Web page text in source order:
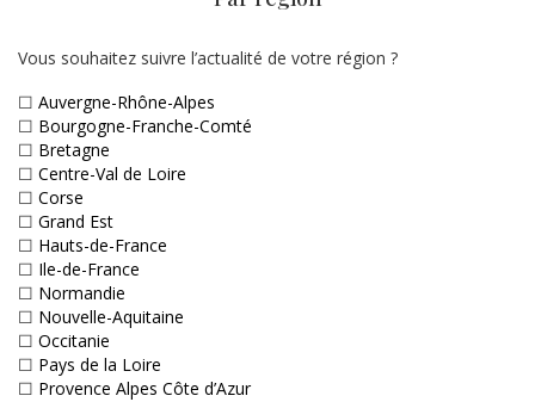
Vous souhaitez suivre l’actualité de votre région ?
☐ Auvergne-Rhône-Alpes
☐ Bourgogne-Franche-Comté
☐ Bretagne
☐ Centre-Val de Loire
☐ Corse
☐ Grand Est
☐ Hauts-de-France
☐ Ile-de-France
☐ Normandie
☐ Nouvelle-Aquitaine
☐ Occitanie
☐ Pays de la Loire
☐ Provence Alpes Côte d’Azur